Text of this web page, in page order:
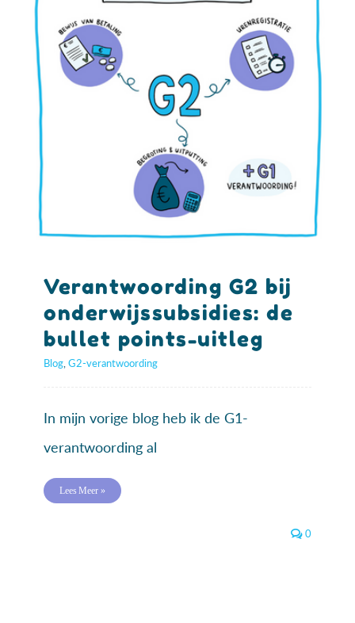
Verantwoording G2 bij
onderwijssubsidies: de
bullet points-uitleg
Blog G2-verantwoording
In mijn vorige blog heb ik de G1-
verantwoording al
Lees Meer »
0